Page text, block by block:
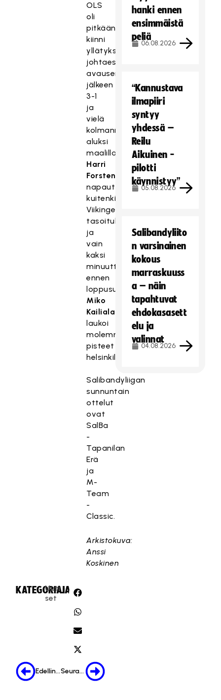
OLS
oli
pitkään
kiinni
yllätyksessä
johtaessaan
avauserän
jälkeen
3-1
ja
vielä
kolmannen
aluksi
maalilla.
Harri
Forsten
napautti
kuitenkin
Viikingeille
tasoituksen,
ja
vain
kaksi
minuuttia
ennen
loppusummeria
Miko
Kailiala
laukoi
molemmat
pisteet
helsinkiläisille.
Salibandyliigan
sunnuntain
ottelut
ovat
SalBa
-
Tapanilan
Erä
ja
M-
Team
-
Classic.
Arkistokuva:
Anssi
Koskinen
KATEGORIA:
Uuti
set
JAA:
Edellinen Seuraava
hanki ennen
ensimmäistä
peliä
06.08.2026
“Kannustava
ilmapiiri
syntyy
yhdessä –
Reilu
Aikuinen -
pilotti
käynnistyy”
05.08.2026
Salibandyliito
n varsinainen
kokous
marraskuuss
a – näin
tapahtuvat
ehdokasasett
elu ja
valinnat
04.08.2026